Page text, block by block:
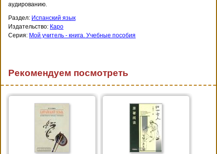
аудированию.
Раздел: Испанский язык
Издательство: Каро
Серия: Мой учитель - книга. Учебные пособия
Рекомендуем посмотреть